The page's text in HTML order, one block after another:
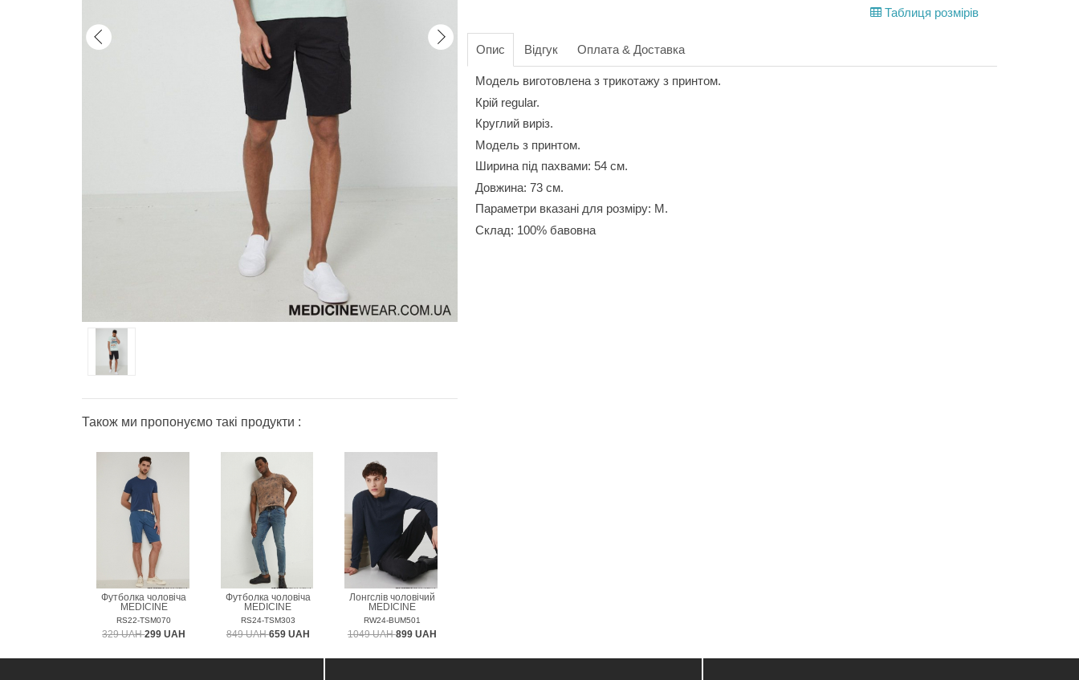
Також ми пропонуємо такі продукти :
Футболка чоловіча
MEDICINE
RS22-TSM070
329 UAH299 UAH
Футболка чоловіча
MEDICINE
RS24-TSM303
849 UAH659 UAH
Лонгслів чоловічий
MEDICINE
RW24-BUM501
1049 UAH899 UAH
Таблиця розмірів
Опис Відгук Оплата & Доставка
Модель виготовлена з трикотажу з принтом.
Крій regular.
Круглий виріз.
Модель з принтом.
Ширина під пахвами: 54 см.
Довжина: 73 см.
Параметри вказані для розміру: M.
Склад: 100% бавовна